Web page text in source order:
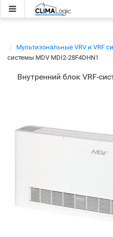
Мультизональные VRV и VRF
системы MDV MDI2-28F4DHN1
Внутренний блок VRF-